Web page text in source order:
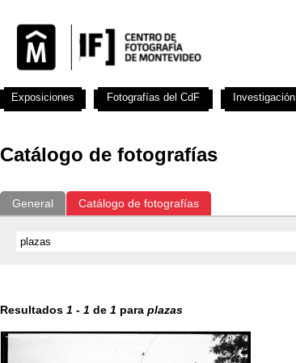
Catálogo de fotografías
General Catálogo de fotografías
Resultados 1 - 1 de 1 para plazas
Exposiciones Fotografías del CdF Investigación